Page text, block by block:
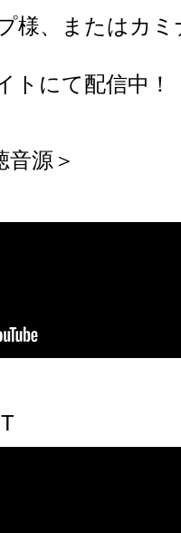
様、またはカ
トにて配信中！
音源＞